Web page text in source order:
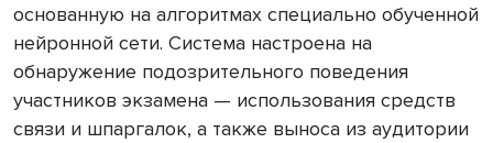
основанную на алгоритмах специально обученной
нейронной сети. Система настроена на
обнаружение подозрительного поведения
участников экзамена — использования средств
связи и шпаргалок, а также выноса из аудитории